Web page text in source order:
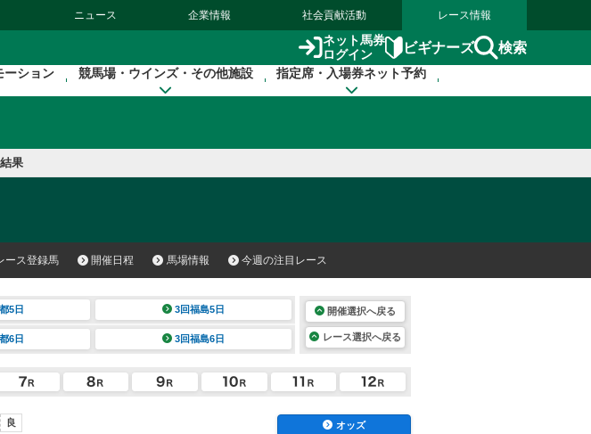
ニュース 企業情報 社会貢献活動 レース情報
ネット馬券
ログイン
ビギナーズ 検索
ーション 競馬場・ウインズ・その他施設 指定席・入場券ネット予約
果
ース登録馬 開催日程 馬場情報 今週の注目レース
5日 3回福島5日
6日 3回福島6日
開催選択へ戻る
レース選択へ戻る
良 オッズ